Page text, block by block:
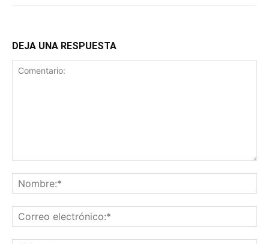
DEJA UNA RESPUESTA